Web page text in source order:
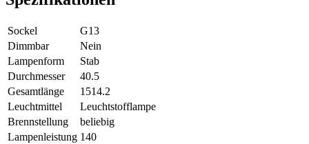
Sockel
G13
Dimmbar
Nein
Lampenform
Stab
Durchmesser
40.5
Gesamtlänge
1514.2
Leuchtmittel
Leuchtstofflampe
Brennstellung
beliebig
Lampenleistung 140